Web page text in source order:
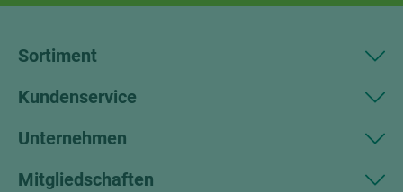
Sortiment
Kundenservice
Unternehmen
Mitgliedschaften